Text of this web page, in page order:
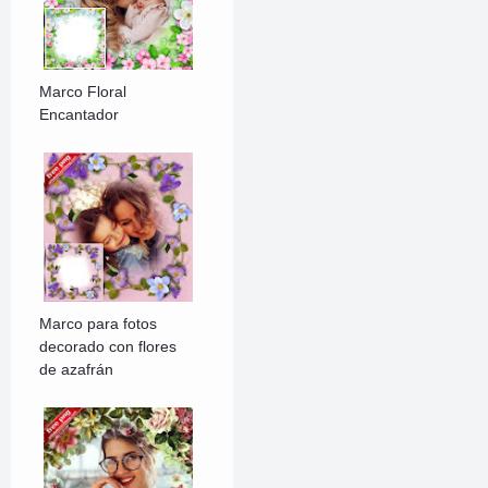
Marco Floral
Encantador
Marco para fotos
decorado con flores
de azafrán